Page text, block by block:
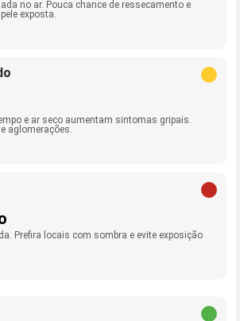
no ar. Pouca chance de ressecamento e
exposta.
e ar seco aumentam sintomas gripais.
aglomerações.
Prefira locais com sombra e evite exposição